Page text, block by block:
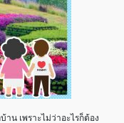
น เพราะไม่ว่าอะไรก็ต้อง